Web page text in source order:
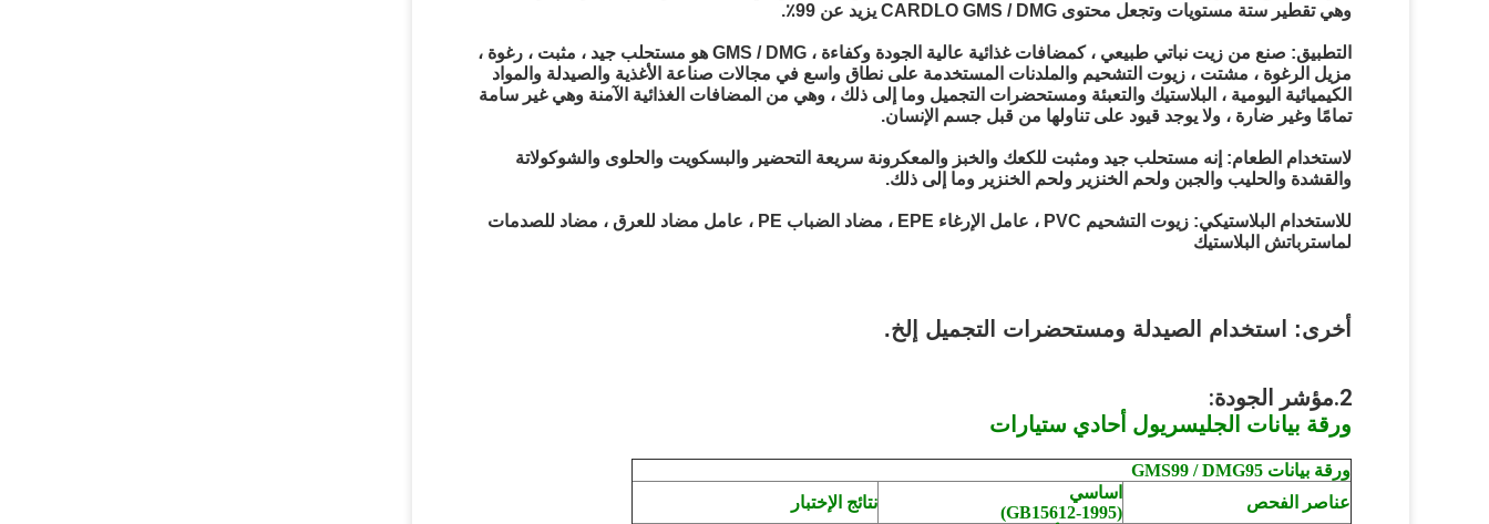
وهي تقطير ستة مستويات وتجعل محتوى CARDLO GMS / DMG يزيد عن 99٪.
التطبيق: صنع من زيت نباتي طبيعي ، كمضافات غذائية عالية الجودة وكفاءة ، GMS / DMG هو مستحلب جيد ، مثبت ، رغوة ،
مزيل الرغوة ، مشتت ، زيوت التشحيم والملدنات المستخدمة على نطاق واسع في مجالات صناعة الأغذية والصيدلة والمواد
الكيميائية اليومية ، البلاستيك والتعبئة ومستحضرات التجميل وما إلى ذلك ، وهي من المضافات الغذائية الآمنة وهي غير سامة
تمامًا وغير ضارة ، ولا يوجد قيود على تناولها من قبل جسم الإنسان.
لاستخدام الطعام: إنه مستحلب جيد ومثبت للكعك والخبز والمعكرونة سريعة التحضير والبسكويت والحلوى والشوكولاتة
والقشدة والحليب والجبن ولحم الخنزير ولحم الخنزير وما إلى ذلك.
للاستخدام البلاستيكي: زيوت التشحيم PVC ، عامل الإرغاء EPE ، مضاد الضباب PE ، عامل مضاد للعرق ، مضاد للصدمات
لماسترباتش البلاستيك
أخرى: استخدام الصيدلة ومستحضرات التجميل إلخ.
2.مؤشر الجودة:
ورقة بيانات الجليسريول أحادي ستيارات
ورقة بيانات GMS99 / DMG95
عناصر الفحص
اساسي
(GB15612-1995)
نتائج الإختبار